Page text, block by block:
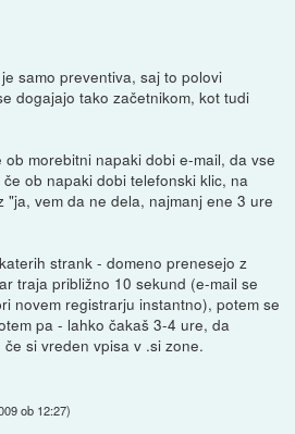
samo preventiva, saj to polovi
dogajajo tako začetnikom, kot tudi
morebitni napaki dobi e-mail, da vse
ob napaki dobi telefonski klic, na
"ja, vem da ne dela, najmanj ene 3 ure
strank - domeno prenesejo z
traja približno 10 sekund (e-mail se
novem registrarju instantno), potem se
pa - lahko čakaš 3-4 ure, da
si vreden vpisa v .si zone.
ob 12:27)